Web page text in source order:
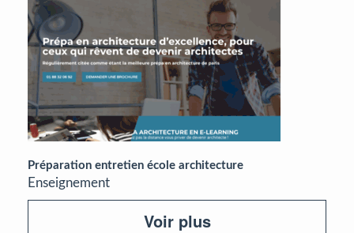
Préparation entretien école architecture
Enseignement
Voir plus